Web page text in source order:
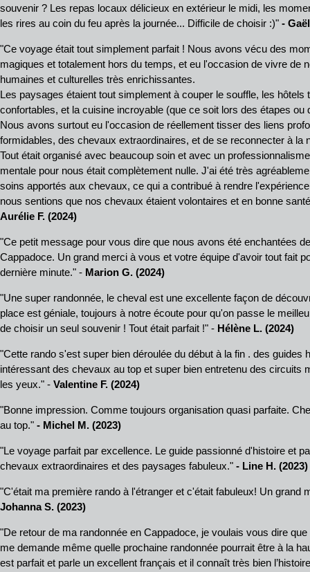
souvenir ? Les repas locaux délicieux en extérieur le midi, les
les rires au coin du feu après la journée... Difficile de choisir :)" -
"Ce voyage était tout simplement parfait ! Nous avons vécu des
magiques et totalement hors du temps, et eu l'occasion de vivre de
humaines et culturelles très enrichissantes.
Les paysages étaient tout simplement à couper le souffle, les hôtels
confortables, et la cuisine incroyable (que ce soit lors des étapes
Nous avons surtout eu l'occasion de réellement tisser des liens
formidables, des chevaux extraordinaires, et de se reconnecter à la
Tout était organisé avec beaucoup soin et avec un
mentale pour nous était complètement nulle. J'ai été très
soins apportés aux chevaux, ce qui a contribué à rendre
nous sentions que nos chevaux étaient volontaires et en bonne
Aurélie F. (2024)
"Ce petit message pour vous dire que nous avons été enchantées
Cappadoce. Un grand merci à vous et votre équipe d'avoir tout fait
dernière minute." - Marion G. (2024)
"Une super randonnée, le cheval est une excellente façon de
place est géniale, toujours à notre écoute pour qu'on passe le
de choisir un seul souvenir ! Tout était parfait !" - Hélène L. (2024)
"Cette rando s'est super bien déroulée du début à la fin . des guides
intéressant des chevaux au top et super bien entretenu des circuits
les yeux." - Valentine F. (2024)
"Bonne impression. Comme toujours organisation quasi parfaite.
au top." - Michel M. (2023)
"Le voyage parfait par excellence. Le guide passionné d'histoire et
chevaux extraordinaires et des paysages fabuleux." - Line H. (2023)
"C'était ma première rando à l'étranger et c'était fabuleux! Un grand
Johanna S. (2023)
"De retour de ma randonnée en Cappadoce, je voulais vous dire
me demande même quelle prochaine randonnée pourrait être à la
est parfait et parle un excellent français et il connaît très bien